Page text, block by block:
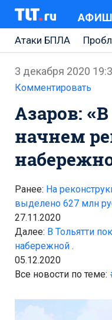
Атаки БПЛА
АВТОВАЗ
Ремонт
Ремонт Обводного
Набережная
Неделя Тольятти
3 декабря 2020
Комментировать
Азаров: «В
начнем
Ранее: На
выделено 627 млн
27.11.2020
Далее: В Тольятти
набережной .
05.12.2020
Все новости по теме: